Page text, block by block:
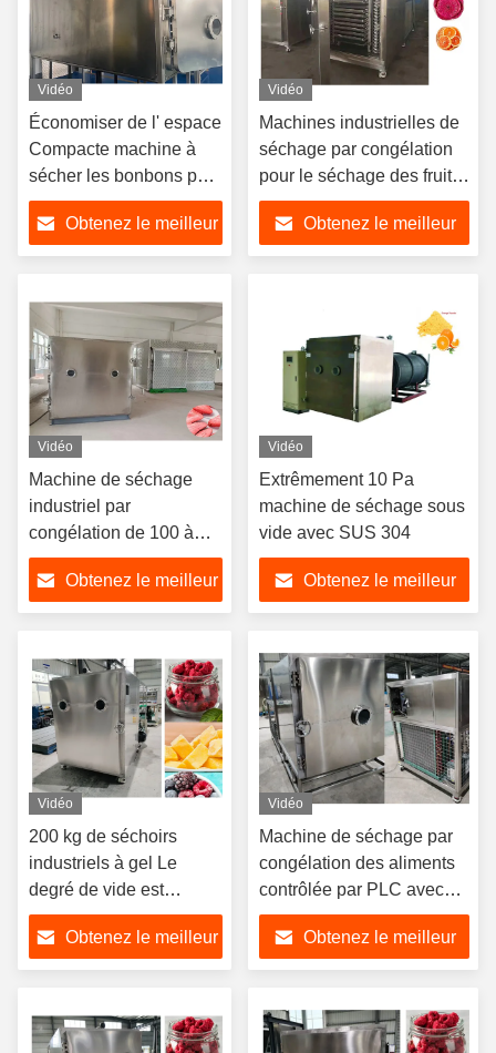
Vidéo
Économiser de l' espace
Compacte machine à
sécher les bonbons par
congélation avec
SUS304Obtenez le meilleur
Vidéo
Machines industrielles de
séchage par congélation
pour le séchage des fruits
et légumes
Obtenez le meilleur
Vidéo
Machine de séchage
industriel par
congélation de 100 à
300 kg avec options de
tensionObtenez le meilleur
Vidéo
Extrêmement 10 Pa
machine de séchage sous
vide avec SUS 304
Obtenez le meilleur
Vidéo
200 kg de séchoirs
industriels à gel Le
degré de vide est
inférieur à 10 Pa
Obtenez le meilleur
Vidéo
Machine de séchage par
congélation des aliments
contrôlée par PLC avec
méthode de
refroidissement à l'air
Obtenez le meilleur